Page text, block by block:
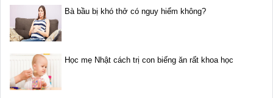
Bà bầu bị khó thở có nguy hiểm không?
Học mẹ Nhật cách trị con biếng ăn rất khoa học